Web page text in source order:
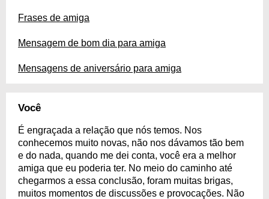
Frases de amiga
Mensagem de bom dia para amiga
Mensagens de aniversário para amiga
Você
É engraçada a relação que nós temos. Nos
conhecemos muito novas, não nos dávamos tão bem
e do nada, quando me dei conta, você era a melhor
amiga que eu poderia ter. No meio do caminho até
chegarmos a essa conclusão, foram muitas brigas,
muitos momentos de discussões e provocações. Não